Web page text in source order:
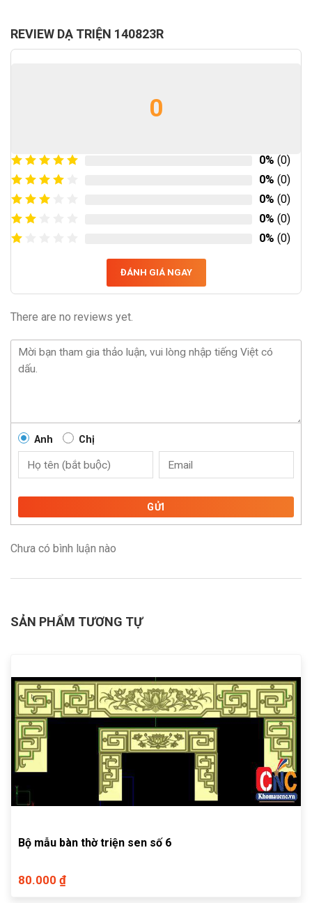
REVIEW DẠ TRIỆN 140823R
0
0% (0)
0% (0)
0% (0)
0% (0)
0% (0)
ĐÁNH GIÁ NGAY
There are no reviews yet.
Anh Chị
GỬI
Chưa có bình luận nào
SẢN PHẨM TƯƠNG TỰ
Bộ mẫu bàn thờ triện sen số 6
80.000 ₫